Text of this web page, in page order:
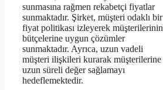
sunmasına rağmen rekabetçi fiyatlar
sunmaktadır. Şirket, müşteri odaklı bir
fiyat politikası izleyerek müşterilerinin
bütçelerine uygun çözümler
sunmaktadır. Ayrıca, uzun vadeli
müşteri ilişkileri kurarak müşterilerine
uzun süreli değer sağlamayı
hedeflemektedir.